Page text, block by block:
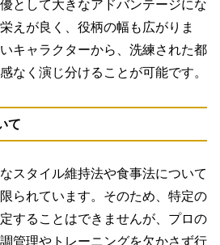
として大きなアドバンテージにな
えが良く、役柄の幅も広がりま
キャラクターから、洗練された都
なく演じ分けることが可能です。
て
スタイル維持法や食事法について
られています。そのため、特定の
することはできませんが、プロの
管理やトレーニングを欠かさず行